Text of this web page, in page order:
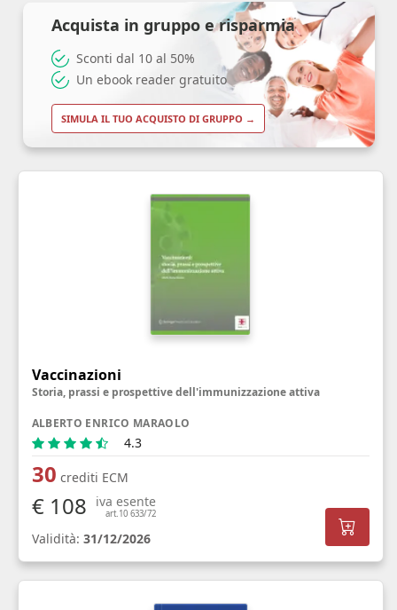
Vaccinazioni
Storia, prassi e prospettive dell'immunizzazione attiva
ALBERTO ENRICO MARAOLO
4.3
30 crediti ECM
€ 108 iva esente
art.10 633/72
Validità: 31/12/2026
Acquista in gruppo e risparmia
Sconti dal 10 al 50%
Un ebook reader gratuito
SIMULA IL TUO ACQUISTO DI GRUPPO →